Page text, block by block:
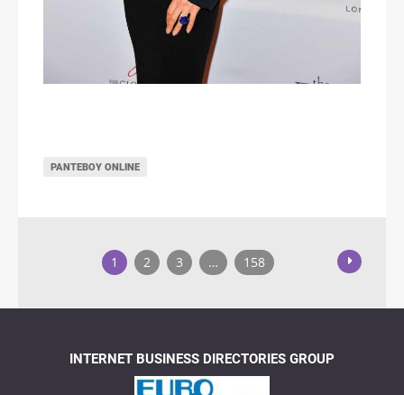
ΡΑΝΤΕΒΟΎ ONLINE
1 2 3 … 158
INTERNET BUSINESS DIRECTORIES GROUP